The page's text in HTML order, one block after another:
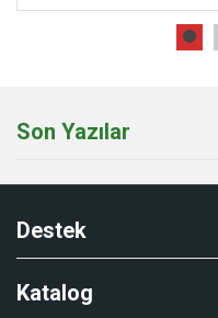
Son Yazılar
Destek
Katalog